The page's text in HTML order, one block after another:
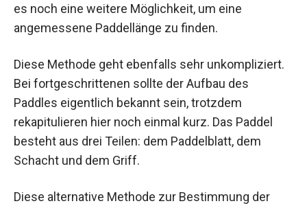
es noch eine weitere Möglichkeit, um eine
angemessene Paddellänge zu finden.
Diese Methode geht ebenfalls sehr unkompliziert.
Bei fortgeschrittenen sollte der Aufbau des
Paddles eigentlich bekannt sein, trotzdem
rekapitulieren hier noch einmal kurz. Das Paddel
besteht aus drei Teilen: dem Paddelblatt, dem
Schacht und dem Griff.
Diese alternative Methode zur Bestimmung der